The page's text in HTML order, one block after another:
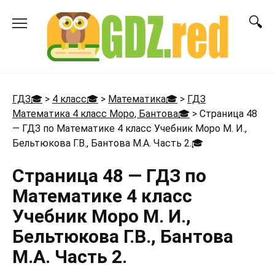
ГДЗ🎓 > 4 класс🎓 > Математика🎓 > ГДЗ
Математика 4 класс Моро, Бантова🎓 > Страница 48
— ГДЗ по Математике 4 класс Учебник Моро М. И.,
Бельтюкова Г.В., Бантова М.А. Часть 2.🎓
Страница 48 — ГДЗ по
Математике 4 класс
Учебник Моро М. И.,
Бельтюкова Г.В., Бантова
М.А. Часть 2.